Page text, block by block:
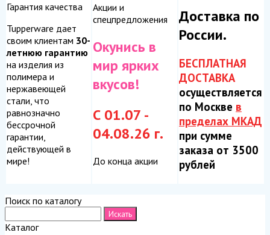
Гарантия качества
Tupperware дает
своим клиентам 30-
летнюю гарантию
на изделия из
полимера и
нержавеющей
стали, что
равнозначно
бессрочной
гарантии,
действующей в
мире!
Акции и
спецпредложения
Окунись в
мир ярких
вкусов!
С 01.07 -
04.08.26 г.
До конца акции
Доставка по
России.
БЕСПЛАТНАЯ
ДОСТАВКА
осуществляется
по Москве в
пределах МКАД
при сумме
заказа от 3500
рублей
Поиск по каталогу
Каталог